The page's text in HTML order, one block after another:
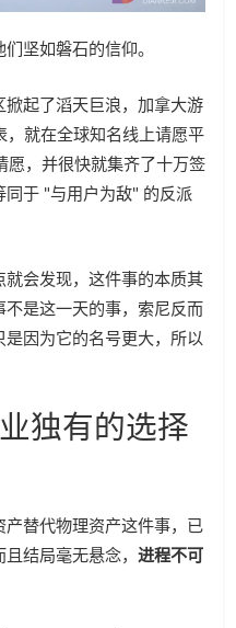
坚如磐石的信仰。
起了滔天巨浪，加拿大游
就在全球知名线上请愿平
，并很快就集齐了十万签
于 "与用户为敌" 的反派
会发现，这件事的本质其
是这一天的事，索尼反而
因为它的名号更大，所以
独有的选择
替代物理资产这件事，已
结局毫无悬念， 进程不可